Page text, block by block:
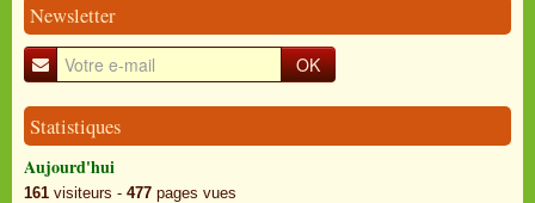
Newsletter
OK
Statistiques
Aujourd'hui
161 visiteurs - 477 pages vues